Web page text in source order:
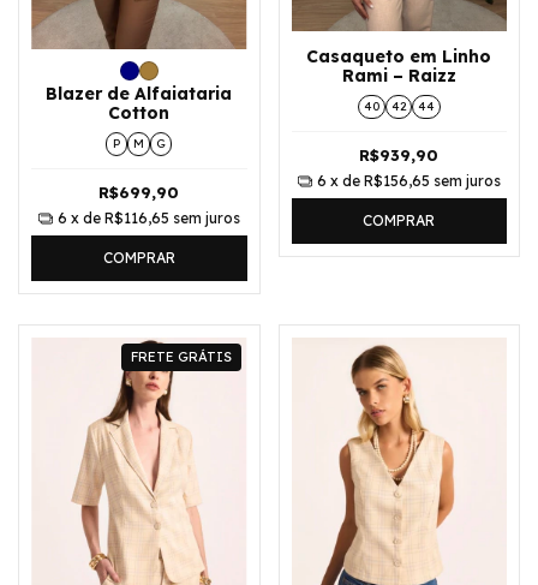
Blazer de Alfaiataria
Cotton
P M G
R$699,90
6 x de R$116,65 sem juros
COMPRAR
Casaqueto em Linho
Rami – Raizz
40 42 44
R$939,90
6 x de R$156,65 sem juros
COMPRAR
FRETE GRÁTIS